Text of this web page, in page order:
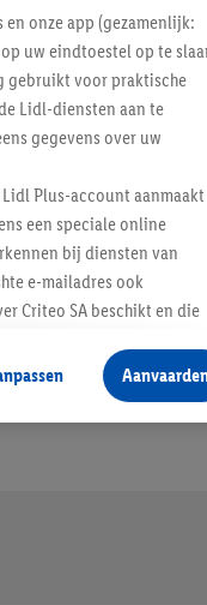
en onze app (gezamenlijk:
uw eindtoestel op te
gebruikt voor praktische
Lidl-diensten aan te
gegevens over uw
Plus-account aanmaakt
een speciale online
bij diensten van
e-mailadres ook
Criteo SA beschikt en die
voor producten waarin
toe te voegen, maar het
als er met behulp
gegevensverwerking.
toestaan. Door op
Meer informatie,